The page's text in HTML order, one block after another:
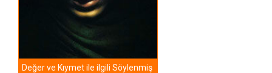
Değer ve Kıymet ile ilgili Söylenmiş